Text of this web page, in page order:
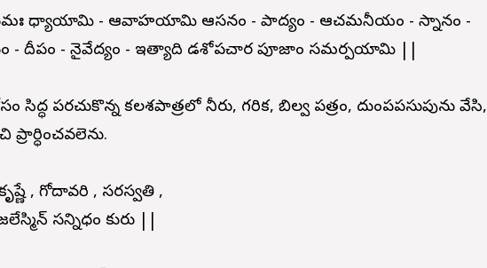
ధ్యాయామి - ఆవాహయామి ఆసనం - పాద్యం - ఆచమనీయం - స్నానం -
- దీపం - నైవేద్యం - ఇత్యాది షోడశోపచార పూజాం సమర్పయామి ||
సిద్ధ పరచుకొన్న కలశపాత్రలో నీరు, గరిక, బిల్వ పత్రం, దుంపపసుపును వేసి,
ప్రార్ధించవలెను.
, గోదావరి , సరస్వతి ,
సన్నిధం కురు ||